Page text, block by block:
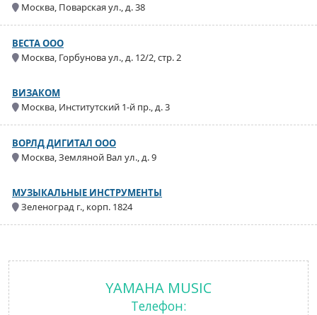
Москва, Поварская ул., д. 38
ВЕСТА ООО
Москва, Горбунова ул., д. 12/2, стр. 2
ВИЗАКОМ
Москва, Институтский 1-й пр., д. 3
ВОРЛД ДИГИТАЛ ООО
Москва, Земляной Вал ул., д. 9
МУЗЫКАЛЬНЫЕ ИНСТРУМЕНТЫ
Зеленоград г., корп. 1824
YAMAHA MUSIC
Телефон: